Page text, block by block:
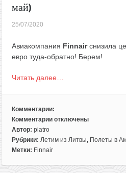
май)
25/07/2020
Авиакомпания Finnairснизила
евро туда-обратно! Берем!
Читать далее…
Комментарии:
Комментарии
к
записи
Полеты
Вильнюса
отключены
Автор: piatro
Рубрики: Летим из Литвы, Полеты в
Метки: Finnair